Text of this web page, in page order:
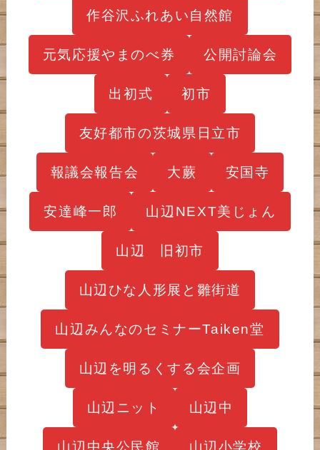
作谷沢ふれあい自然館
元気応援やまのべ券 公開討論会
出初式 初市
友好都市の茨城県日立市
報議会報告会 大蕨 安国寺
安達峰一郎 山辺NEXT美じょん
山辺 旧初市
山辺ひな人形展と雛街道
山辺みんなのセミナーTaiken堂
山辺を明るくする会企画
山辺ニット 山辺中
山辺中央公民館 山辺小学校